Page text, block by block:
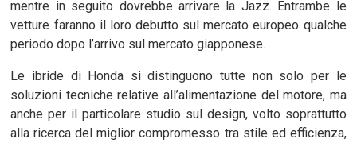
mentre in seguito dovrebbe arrivare la Jazz. Entrambe le
vetture faranno il loro debutto sul mercato europeo qualche
periodo dopo l’arrivo sul mercato giapponese.
Le ibride di Honda si distinguono tutte non solo per le
soluzioni tecniche relative all’alimentazione del motore, ma
anche per il particolare studio sul design, volto soprattutto
alla ricerca del miglior compromesso tra stile ed efficienza,